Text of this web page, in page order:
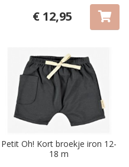
€ 12,95
Petit Oh! Kort broekje iron 12-
18 m